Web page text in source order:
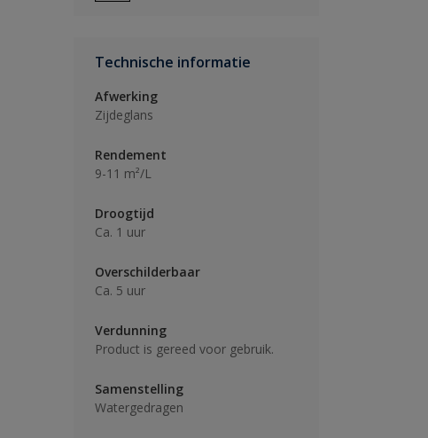
Technische informatie
Afwerking
Zijdeglans
Rendement
9-11 m²/L
Droogtijd
Ca. 1 uur
Overschilderbaar
Ca. 5 uur
Verdunning
Product is gereed voor gebruik.
Samenstelling
Watergedragen